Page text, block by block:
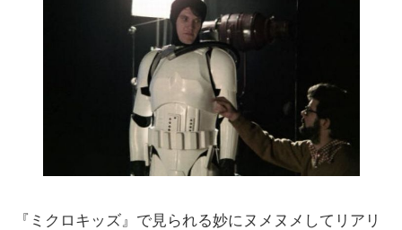
『ミクロキッズ』で見られる妙にヌメヌメしてリアリ